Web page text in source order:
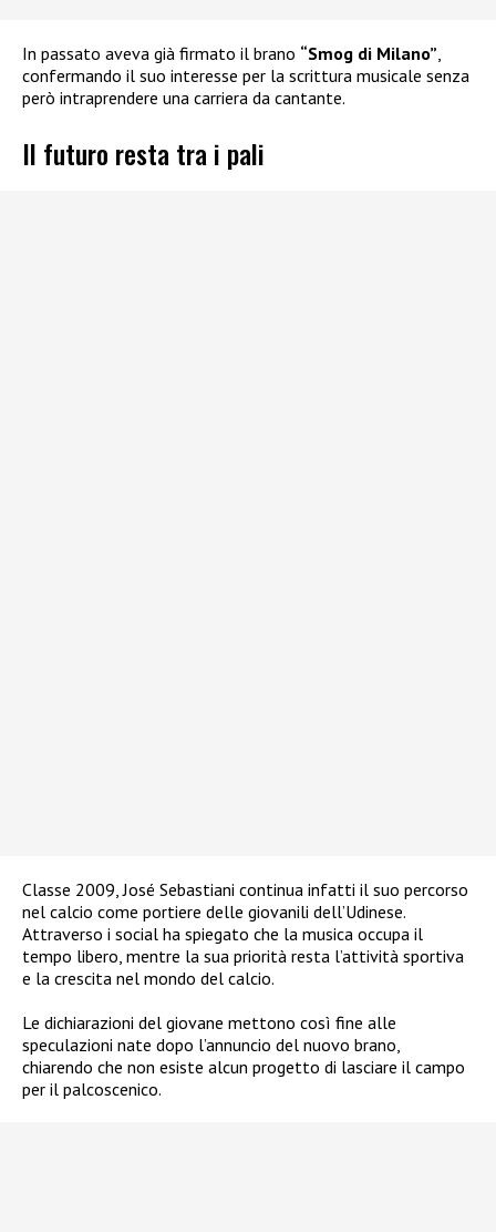
In passato aveva già firmato il brano “Smog di Milano”
confermando il suo interesse per la scrittura musicale senza
però intraprendere una carriera da cantante.
Il futuro resta tra i pali
Classe 2009, José Sebastiani continua infatti il suo percorso
nel calcio come portiere delle giovanili dell’Udinese.
Attraverso i social ha spiegato che la musica occupa il
tempo libero, mentre la sua priorità resta l’attività sportiva
e la crescita nel mondo del calcio.
Le dichiarazioni del giovane mettono così fine alle
speculazioni nate dopo l’annuncio del nuovo brano,
chiarendo che non esiste alcun progetto di lasciare il campo
per il palcoscenico.